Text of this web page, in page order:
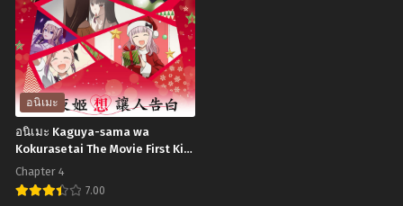
ตอน
ที่1-
11
ซับ
ไทย
Datta
Ken
Season
3
เกิด
ใหม่
ทั้งที
ก็
อนิเมะ
อนิเมะ Kaguya-sama wa
Kokurasetai The Movie First Kiss
wa Owaranai สารภาพรักกับคุณคา
งุยะซะดี ๆ เดอะมูฟวี่
Chapter 4
7.00